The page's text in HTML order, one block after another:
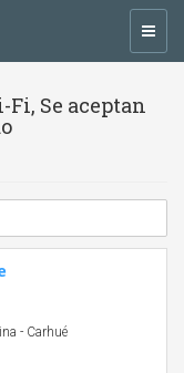
Se aceptan
- Carhué